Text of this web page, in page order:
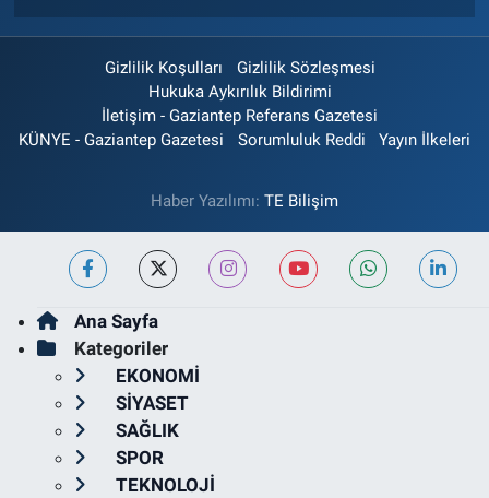
Gizlilik Koşulları
Gizlilik Sözleşmesi
Hukuka Aykırılık Bildirimi
İletişim - Gaziantep Referans Gazetesi
KÜNYE - Gaziantep Gazetesi
Sorumluluk Reddi Yayın İlkeleri
Haber Yazılımı: TE Bilişim
Ana Sayfa
Kategoriler
EKONOMİ
SİYASET
SAĞLIK
SPOR
TEKNOLOJİ